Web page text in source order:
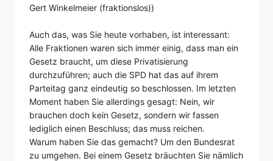
Gert Winkelmeier (fraktionslos))
Auch das, was Sie heute vorhaben, ist interessant:
Alle Fraktionen waren sich immer einig, dass man ein
Gesetz braucht, um diese Privatisierung
durchzuführen; auch die SPD hat das auf ihrem
Parteitag ganz eindeutig so beschlossen. Im letzten
Moment haben Sie allerdings gesagt: Nein, wir
brauchen doch kein Gesetz, sondern wir fassen
lediglich einen Beschluss; das muss reichen.
Warum haben Sie das gemacht? Um den Bundesrat
zu umgehen. Bei einem Gesetz bräuchten Sie nämlich